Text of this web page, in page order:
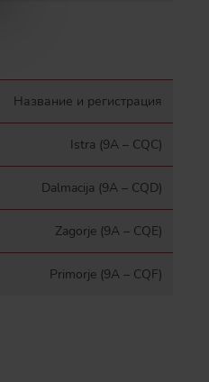
Название и регистрация
Istra (9A – CQC)
Dalmacija (9A – CQD)
Zagorje (9A – CQE)
Primorje (9A – CQF)